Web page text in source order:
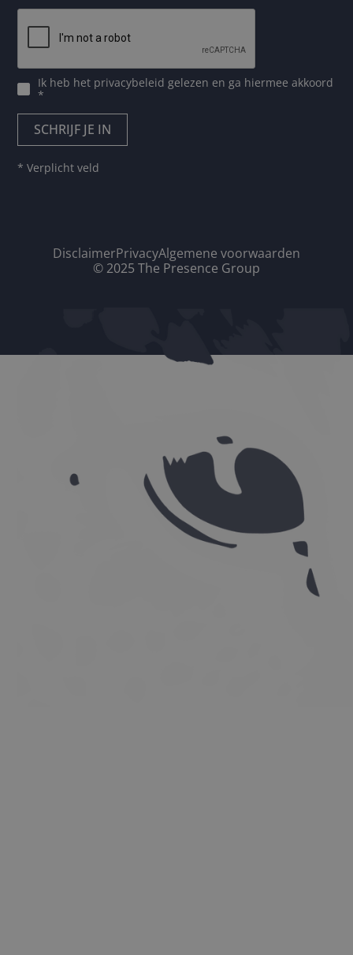
Ik heb het privacybeleid gelezen en ga hiermee akkoord
*
* Verplicht veld
DisclaimerPrivacyAlgemene voorwaarden
© 2025 The Presence Group